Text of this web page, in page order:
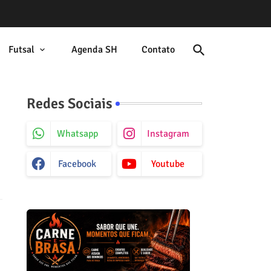
Futsal Agenda SH Contato
Redes Sociais
Whatsapp Instagram
Facebook Youtube